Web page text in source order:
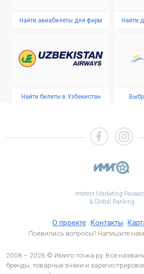
Найти авиабилеты для фирм Найти
Найти билеты в Узбекистан
Interest Marketing
& Global Ranking
О проекте Контакты
Появились вопросы? Напишите
2008 – 2026 © Имиго точка ру. Все
бренды, товарные знаки и